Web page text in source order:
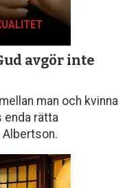
avgör inte
man och kvinna
enda rätta
Albertson.